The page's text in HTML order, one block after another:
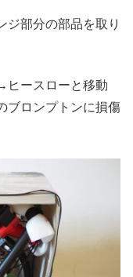
ジ部分の部品を取り
ースローと移動
ブロンプトンに損傷